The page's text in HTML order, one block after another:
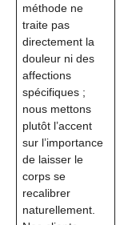
méthode ne
traite pas
directement la
douleur ni des
affections
spécifiques ;
nous mettons
plutôt l’accent
sur l’importance
de laisser le
corps se
recalibrer
naturellement.